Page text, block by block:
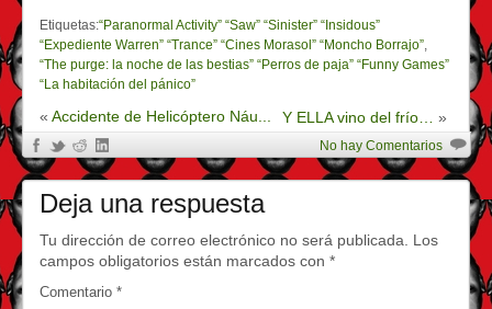
Etiquetas:“Paranormal Activity” “Saw” “Sinister” “Insidous”
“Expediente Warren” “Trance” “Cines Morasol” “Moncho Borrajo”,
“The purge: la noche de las bestias” “Perros de paja” “Funny Games”
“La habitación del pánico”
« Accidente de Helicóptero Náu... Y ELLA vino del frío… »
No hay Comentarios
Deja una respuesta
Tu dirección de correo electrónico no será publicada.
Los
campos obligatorios están marcados con *
Comentario *